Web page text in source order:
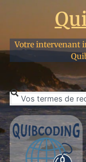
Votre intervenant